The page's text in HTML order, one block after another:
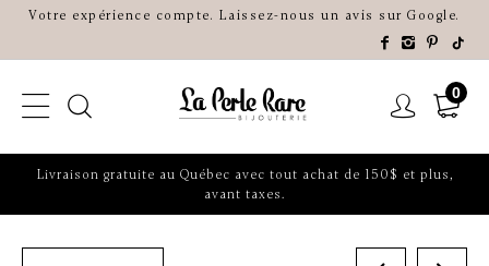
Votre expérience compte. Laissez-nous un avis sur Google.
0
Livraison gratuite au Québec avec tout achat de 150$ et plus,
avant taxes.